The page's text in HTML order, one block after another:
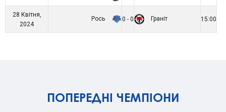
28 Квітня,
2024
Рось 0 - 0 Граніт 15:00
ПОПЕРЕДНІ ЧЕМПІОНИ